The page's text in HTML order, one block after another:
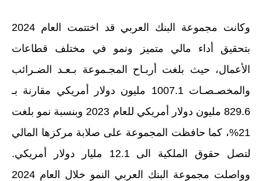
وكانت مجموعة البنك العربي قد اختتمت العام 2024
بتحقيق أداء مالي متميز ونمو في مختلف قطاعات
الأعمال، حيث بلغت أربـاح المجـموعة بـعـد الضـرائب
والمخصـصـات 1007.1 مليون دولار أمريكي مقارنة بـ
829.6 مليون دولار أمريكي للعام 2023 وبنسبة نمو بلغت
21%، كما حافظت المجموعة على صلابة مركزها المالي
لتصل حقوق الملكية الى 12.1 مليار دولار أمريكي.
وواصلت مجموعة البنك العربي النمو خلال العام 2024